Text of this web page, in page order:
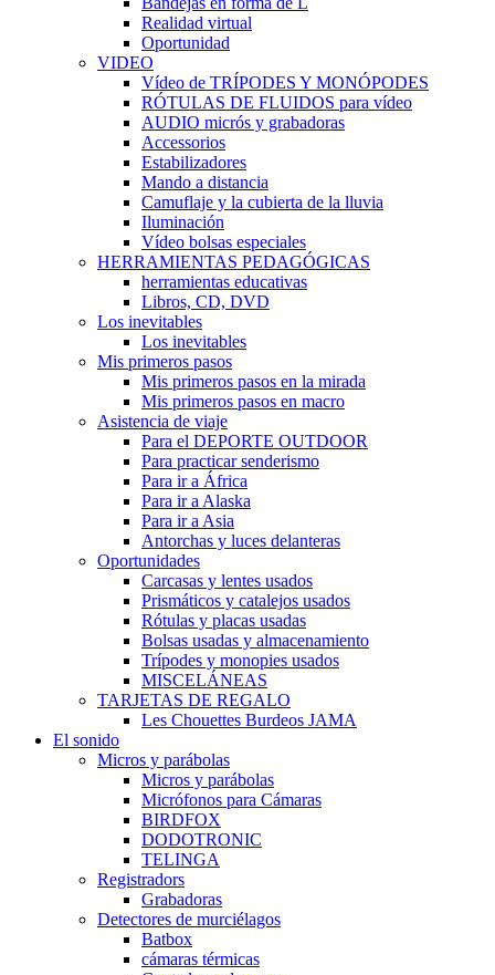
Realidad virtual
Oportunidad
VIDEO
Vídeo de TRÍPODES Y MONÓPODES
RÓTULAS DE FLUIDOS para vídeo
AUDIO micrós y grabadoras
Accessorios
Estabilizadores
Mando a distancia
Camuflaje y la cubierta de la lluvia
Iluminación
Vídeo bolsas especiales
HERRAMIENTAS PEDAGÓGICAS
herramientas educativas
Libros, CD, DVD
Los inevitables
Los inevitables
Mis primeros pasos
Mis primeros pasos en la mirada
Mis primeros pasos en macro
Asistencia de viaje
Para el DEPORTE OUTDOOR
Para practicar senderismo
Para ir a África
Para ir a Alaska
Para ir a Asia
Antorchas y luces delanteras
Oportunidades
Carcasas y lentes usados
Prismáticos y catalejos usados
Rótulas y placas usadas
Bolsas usadas y almacenamiento
Trípodes y monopies usados
MISCELÁNEAS
TARJETAS DE REGALO
Les Chouettes Burdeos JAMA
El sonido
Micros y parábolas
Micros y parábolas
Micrófonos para Cámaras
BIRDFOX
DODOTRONIC
TELINGA
Registradors
Grabadoras
Detectores de murciélagos
Batbox
cámaras térmicas